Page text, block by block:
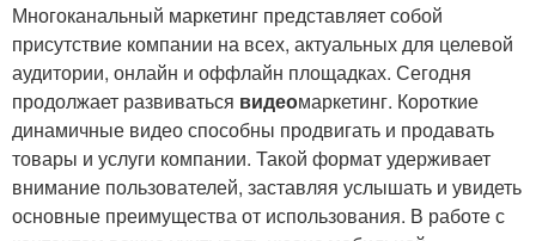
Многоканальный маркетинг представляет собой
присутствие компании на всех, актуальных для целевой
аудитории, онлайн и оффлайн площадках. Сегодня
продолжает развиваться видеомаркетинг. Короткие
динамичные видео способны продвигать и продавать
товары и услуги компании. Такой формат удерживает
внимание пользователей, заставляя услышать и увидеть
основные преимущества от использования. В работе с